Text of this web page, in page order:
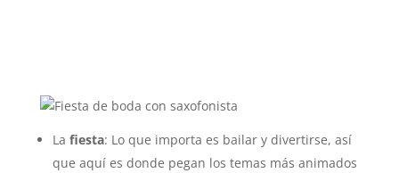
La fiesta: Lo que importa es bailar y divertirse, así
que aquí es donde pegan los temas más animados